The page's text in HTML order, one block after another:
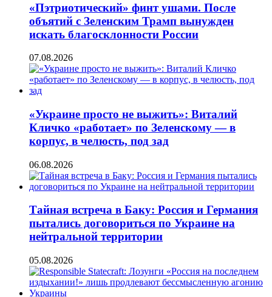
«Пэтриотический» финт ушами. После
объятий с Зеленским Трамп вынужден
искать благосклонности России
07.08.2026
«Украине просто не выжить»: Виталий
Кличко «работает» по Зеленскому — в
корпус, в челюсть, под зад
06.08.2026
Тайная встреча в Баку: Россия и Германия
пытались договориться по Украине на
нейтральной территории
05.08.2026